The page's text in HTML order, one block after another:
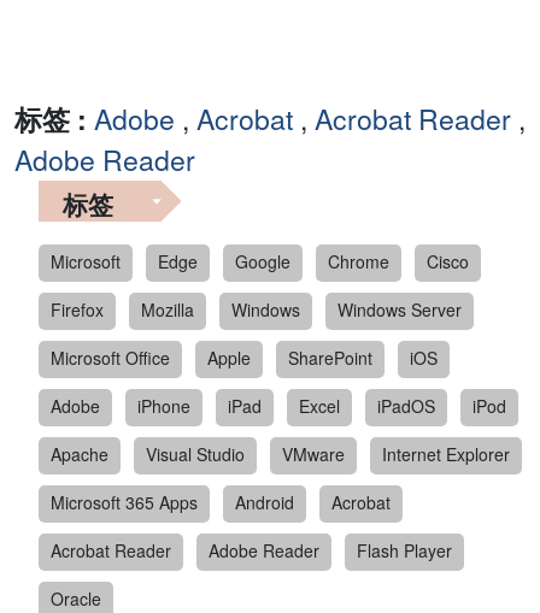
标签 : Adobe , Acrobat , Acrobat Reader ,
Adobe Reader
标签
Microsoft Edge Google Chrome
Cisco
Firefox
Mozilla Windows
Windows Server
Microsoft Office
Apple SharePoint
iOS
Adobe
iPhone iPad Excel iPadOS
iPod
Apache
Visual Studio VMware
Internet Explorer
Microsoft 365 Apps
Android
Acrobat
Acrobat Reader
Adobe Reader
Flash Player
Oracle